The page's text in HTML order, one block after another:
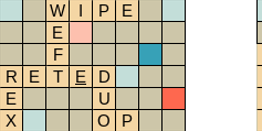
W
I P
E
E
F
R E T E
D
E
U
X O
P